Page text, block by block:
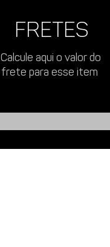
FRETES
Calcule aqui o valor do
frete para esse item